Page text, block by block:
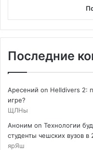
Последние
Аресений on Helldivers 2:
игре?
ЩЛНы
Аноним on Технологии
студенты чешских вузов в
ярЯш